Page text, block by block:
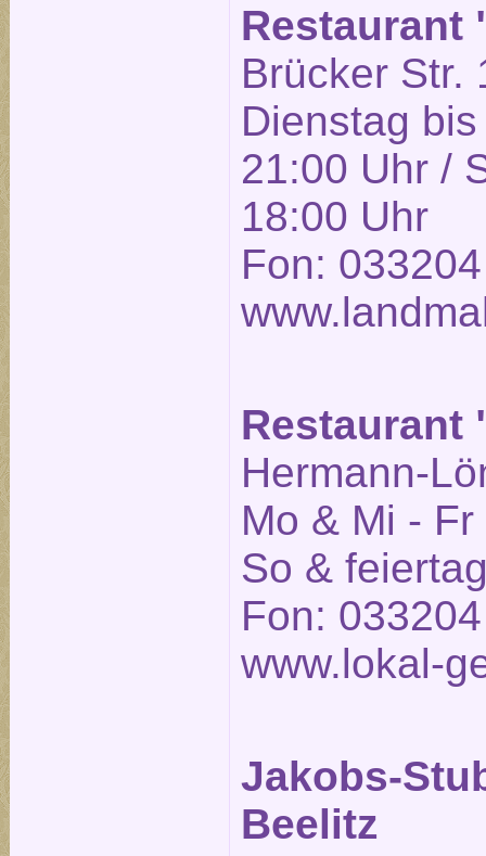
Restaurant
Brücker Str.
Dienstag
21:00 Uhr /
18:00 Uhr
Fon:
Restaurant
Hermann-
Mo & Mi -
So &
Fon:
www.lokal-
Jakobs-
Beelitz